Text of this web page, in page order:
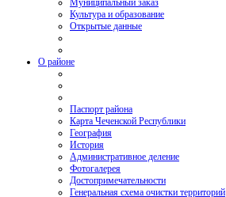
Муниципальный заказ
Культура и образование
Открытые данные
О районе
Паспорт района
Карта Чеченской Республики
География
История
Административное деление
Фотогалерея
Достопримечательности
Генеральная схема очистки территорий